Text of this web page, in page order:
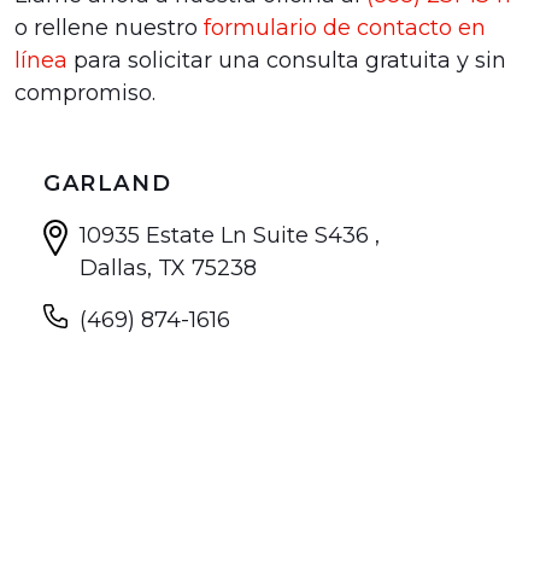
o rellene nuestro formulario de contacto en
línea para solicitar una consulta gratuita y sin
compromiso.
GARLAND
10935 Estate Ln Suite S436 ,
Dallas, TX 75238
(469) 874-1616